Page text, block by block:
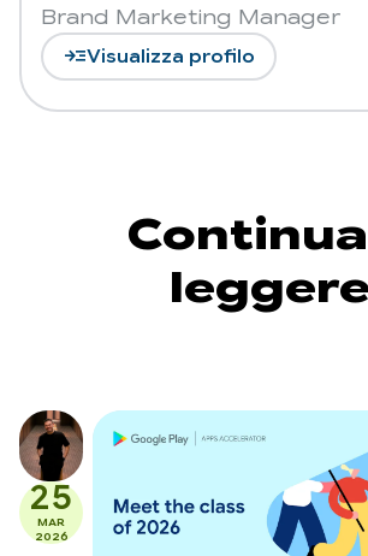
Brand Marketing Manager
read_moreVisualizza profilo
leggere
25
MAR
2026